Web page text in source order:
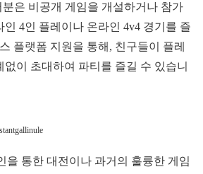
분은 비공개 게임을 개설하거나 참가
4인 플레이나 온라인 4v4 경기를 즐
플랫폼 지원을 통해, 친구들이 플레
이 초대하여 파티를 즐길 수 있습니
을 통한 대전이나 과거의 훌륭한 게임